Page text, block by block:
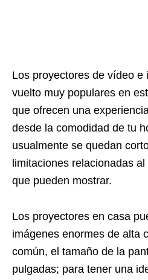
Los proyectores de vídeo e
vuelto muy populares en
que ofrecen una
desde la comodidad de tu
usualmente se quedan
limitaciones relacionadas
que pueden mostrar.
Los proyectores en casa
imágenes enormes de alta
común, el tamaño de la
pulgadas; para tener una